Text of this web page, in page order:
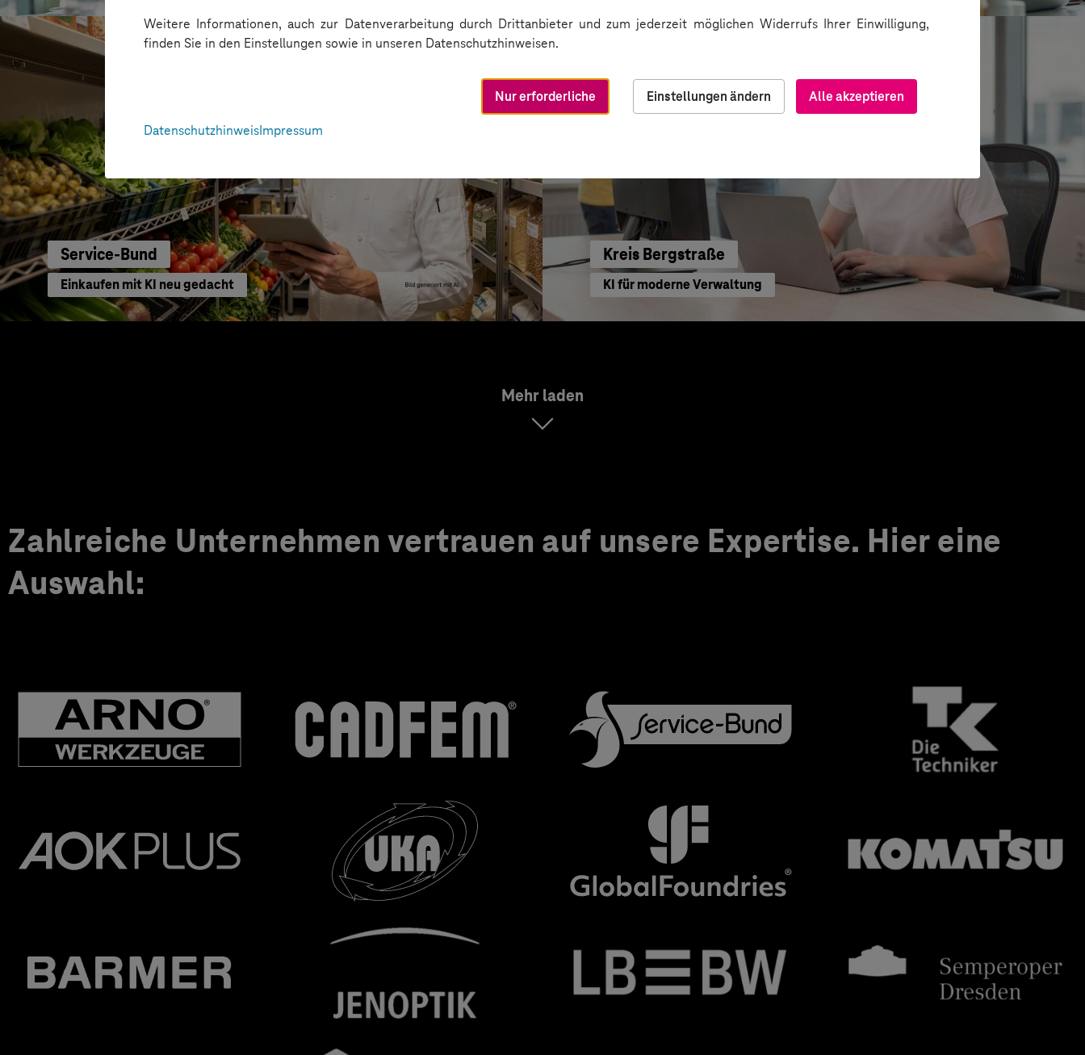
Weitere Informationen, auch zur Datenverarbeitung durch Drittanbieter und zum jederzeit möglichen Widerrufs Ihrer Einwilligung,
finden Sie in den Einstellungen sowie in unseren Datenschutzhinweisen.
Alle akzeptieren
Nur erforderliche
Einstellungen ändern
DatenschutzhinweisImpressum
Service-Bund
Einkaufen mit KI neu gedacht
Kreis Bergstraße
KI für moderne Verwaltung
Mehr laden
Zahlreiche Unternehmen vertrauen auf unsere Expertise. Hier eine
Auswahl: